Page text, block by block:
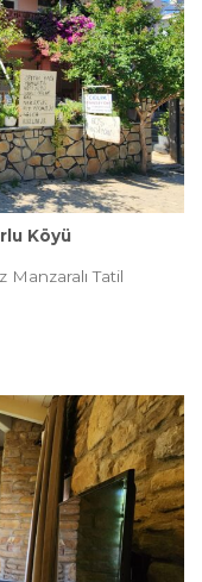
Köyü
Tatil